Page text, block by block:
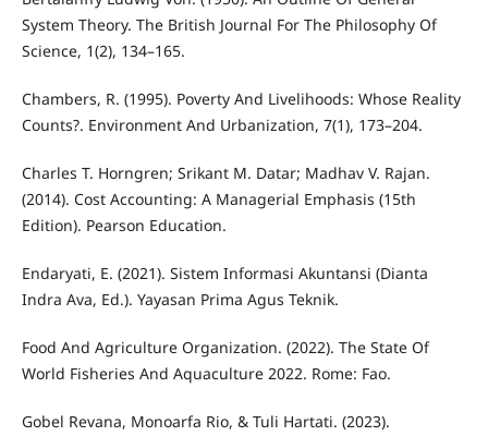
System Theory. The British Journal For The Philosophy Of
Science, 1(2), 134–165.
Chambers, R. (1995). Poverty And Livelihoods: Whose Reality
Counts?. Environment And Urbanization, 7(1), 173–204.
Charles T. Horngren; Srikant M. Datar; Madhav V. Rajan.
(2014). Cost Accounting: A Managerial Emphasis (15th
Edition). Pearson Education.
Endaryati, E. (2021). Sistem Informasi Akuntansi (Dianta
Indra Ava, Ed.). Yayasan Prima Agus Teknik.
Food And Agriculture Organization. (2022). The State Of
World Fisheries And Aquaculture 2022. Rome: Fao.
Gobel Revana, Monoarfa Rio, & Tuli Hartati. (2023).